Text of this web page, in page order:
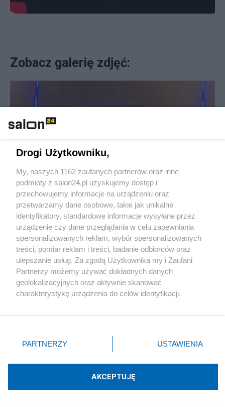
Zobacz galerię zdjęć:
Drogi Użytkowniku,
My, naszych 1162 zaufanych partnerów oraz inne
podmioty z salon24.pl uzyskujemy dostęp i
przechowujemy informacje na urządzeniu oraz
przetwarzamy dane osobowe, takie jak unikalne
identyfikatory, standardowe informacje wysyłane przez
urządzenie czy dane przeglądania w celu zapewniania
spersonalizowanych reklam, wybór spersonalizowanych
treści, pomiar reklam i treści, badanie odbiorców oraz
ulepszanie usług. Za zgodą Użytkownika my i Zaufani
Partnerzy możemy używać dokładnych danych
geolokalizacyjnych oraz aktywnie skanować
charakterystykę urządzenia do celów identyfikacji.
zmienić/wycofać klikając przycisk ustawień prywatności
znajdujący się w lewym dolnym rogu strony
rodzaje przetwarzania danych nie wymagają zgody
użytkownika, ale masz prawo sprzeciwić się takiemu
PARTNERZY USTAWIENIA
AKCEPTUJĘ